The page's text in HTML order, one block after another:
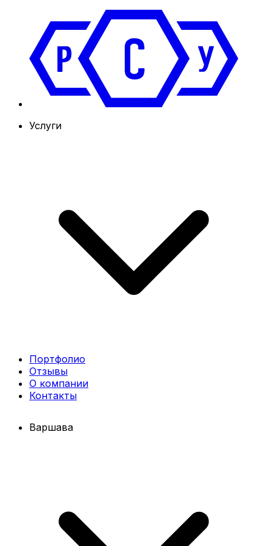
Услуги
Портфолио
Отзывы
О компании
Контакты
Варшава